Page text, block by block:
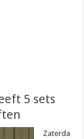
5 sets
Zaterda